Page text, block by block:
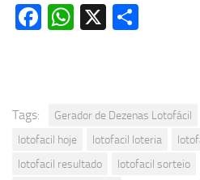
Facebook
WhatsApp
X
Tags: Gerador de Dezenas Lotofácil
lotofacil hoje
lotofacil loteria
lotofacil resultado
lotofacil sorteio